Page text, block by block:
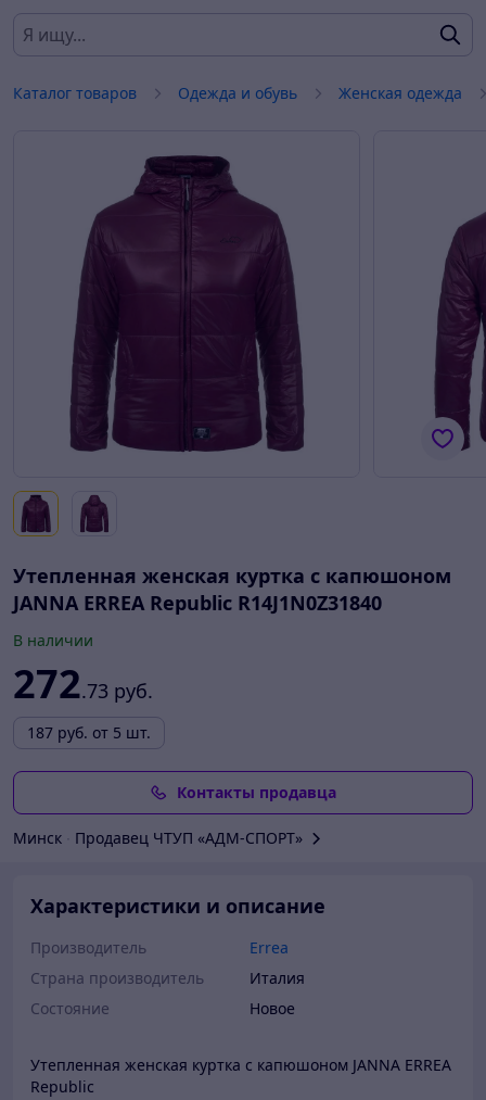
Каталог товаров Одежда и обувь Женская одежда
Утепленная женская куртка с капюшоном
JANNA ERREA Republic R14J1N0Z31840
В наличии
272.73 руб.
187 руб. от 5 шт.
Контакты продавца
Минск Продавец ЧТУП «АДМ-СПОРТ»
Характеристики и описание
Производитель
Errea
Страна производитель
Италия
Состояние
Новое
Утепленная женская куртка с капюшоном JANNA ERREA
Republic